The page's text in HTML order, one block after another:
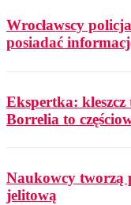
Wrocławscy
posiadać
Ekspertka:
Borrelia to
Naukowcy tworzą
jelitową